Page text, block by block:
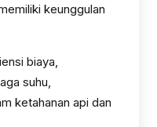
keunggulan
biaya,
suhu,
ketahanan api dan